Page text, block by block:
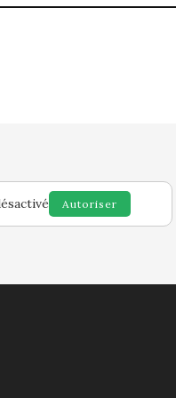
Autoriser